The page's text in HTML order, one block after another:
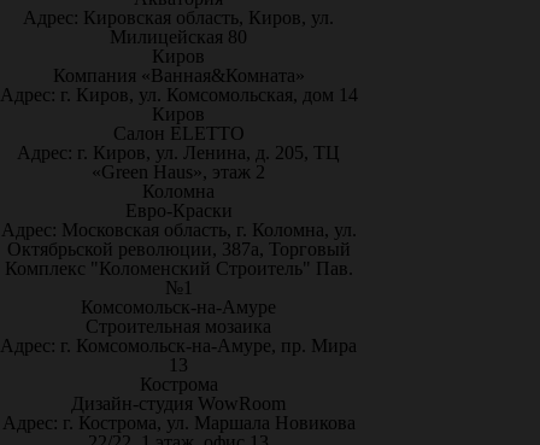
Адрес: Кировская область, Киров, ул.
Милицейская 80
Киров
Компания «Ванная&Комната»
Адрес: г. Киров, ул. Комсомольская, дом 14
Киров
Салон ELETTO
Адрес: г. Киров, ул. Ленина, д. 205, ТЦ
«Green Haus», этаж 2
Коломна
Евро-Краски
Адрес: Московская область, г. Коломна, ул.
Октябрьской революции, 387а, Торговый
Комплекс "Коломенский Строитель" Пав.
№1
Комсомольск-на-Амуре
Строительная мозаика
Адрес: г. Комсомольск-на-Амуре, пр. Мира
13
Кострома
Дизайн-студия WowRoom
Адрес: г. Кострома, ул. Маршала Новикова